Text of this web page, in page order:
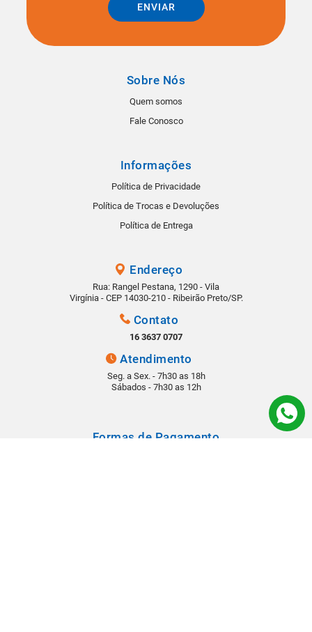
ENVIAR
Sobre Nós
Quem somos
Fale Conosco
Informações
Política de Privacidade
Política de Trocas e Devoluções
Política de Entrega
Endereço
Rua: Rangel Pestana, 1290 - Vila
Virgínia - CEP 14030-210 - Ribeirão Preto/SP.
Contato
16 3637 0707
Atendimento
Seg. a Sex. - 7h30 as 18h
Sábados - 7h30 as 12h
Formas de Pagamento